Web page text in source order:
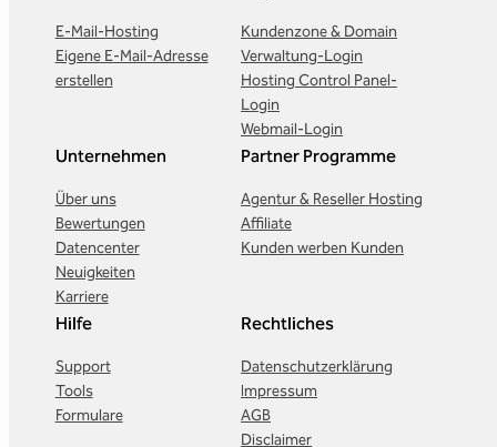
E-Mail-Hosting
Eigene E-Mail-Adresse
erstellen
Kundenzone & Domain
Verwaltung-Login
Hosting Control Panel-
Login
Webmail-Login
Unternehmen
Über uns
Bewertungen
Datencenter
Neuigkeiten
Karriere
Partner Programme
Agentur & Reseller Hosting
Affiliate
Kunden werben Kunden
Hilfe
Support
Tools
Formulare
Rechtliches
Datenschutzerklärung
Impressum
AGB
Disclaimer